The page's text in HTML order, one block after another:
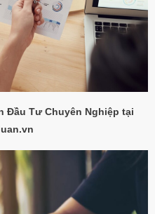
Đầu Tư Chuyên Nghiệp tại